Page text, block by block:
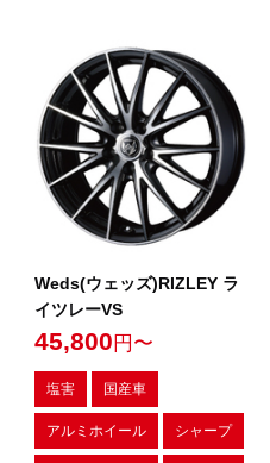
Weds(ウェッズ)RIZLEY ラ
イツレーVS
45,800 円〜
塩害 国産車
アルミホイール シャープ